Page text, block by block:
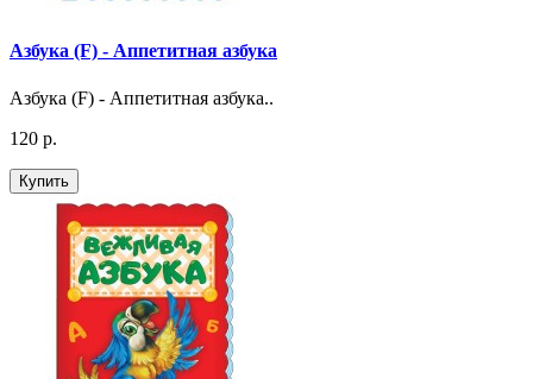
Азбука (F) - Аппетитная азбука
Азбука (F) - Аппетитная азбука..
120 р.
Купить